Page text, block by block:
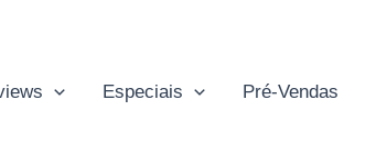
Especiais Pré-Vendas